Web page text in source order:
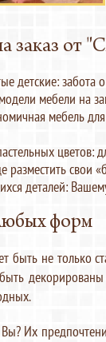
заказ от
детские: забота
мебели на
мебель
цветов:
разместить свои
деталей:
форм
быть не
Их